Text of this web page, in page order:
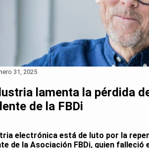
31, 2025
lamenta la pérdida
de la FBDi
electrónica está de luto por la
de la Asociación FBDi, quien falleció